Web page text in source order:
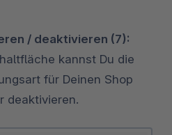
/ deaktivieren (7):
kannst Du die
für Deinen Shop
deaktivieren.